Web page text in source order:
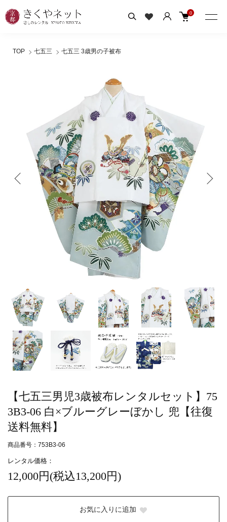
0
TOP 七五三 七五三 3歳男の子被布
【七五三男児3歳被布レンタルセット】75
3B3-06 白×ブルーグレーぼかし 兜【往復
送料無料】
商品番号：753B3-06
レンタル価格：
12,000円(税込13,200円)
お気に入りに追加